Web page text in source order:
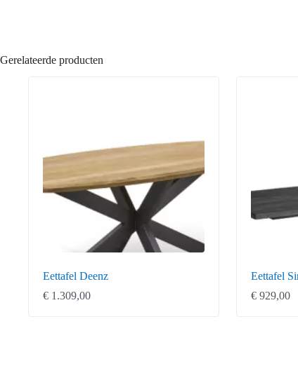
Gerelateerde producten
Eettafel Deenz
€ 1.309,00
Eettafel
€ 929,00